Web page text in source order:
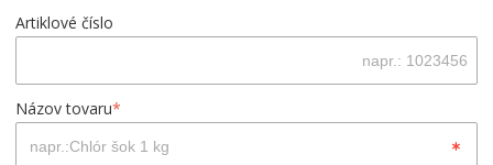
Artiklové číslo
Názov tovaru*